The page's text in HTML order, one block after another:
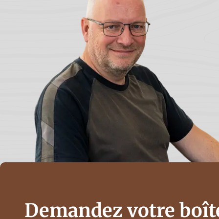
Demandez votre